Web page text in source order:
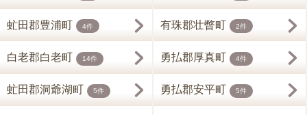
虻田郡豊浦町 4件 有珠郡壮瞥町 2件
白老郡白老町 14件 勇払郡厚真町 4件
虻田郡洞爺湖町 5件 勇払郡安平町 5件